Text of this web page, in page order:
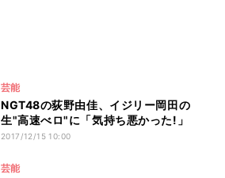
芸能
NGT48の荻野由佳、イジリー岡田の
生"高速べロ"に「気持ち悪かった!」
2017/12/15 10:00
芸能